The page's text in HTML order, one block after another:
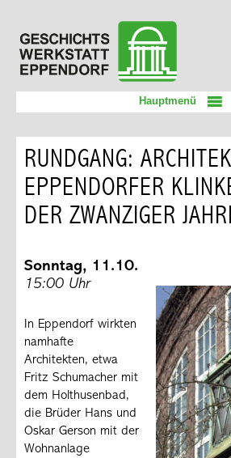
Inhalt
springen
Eppendorf
Hauptmenü
RUNDGANG:
EPPENDORFER
DER ZWANZIGER
Sonntag, 11.10.
15:00 Uhr
In Eppendorf wirkten
namhafte
Architekten, etwa
Fritz Schumacher mit
dem Holthusenbad,
die Brüder Hans und
Oskar Gerson mit der
Wohnanlage